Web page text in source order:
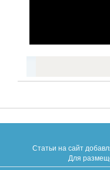
Статьи на сайт
Для